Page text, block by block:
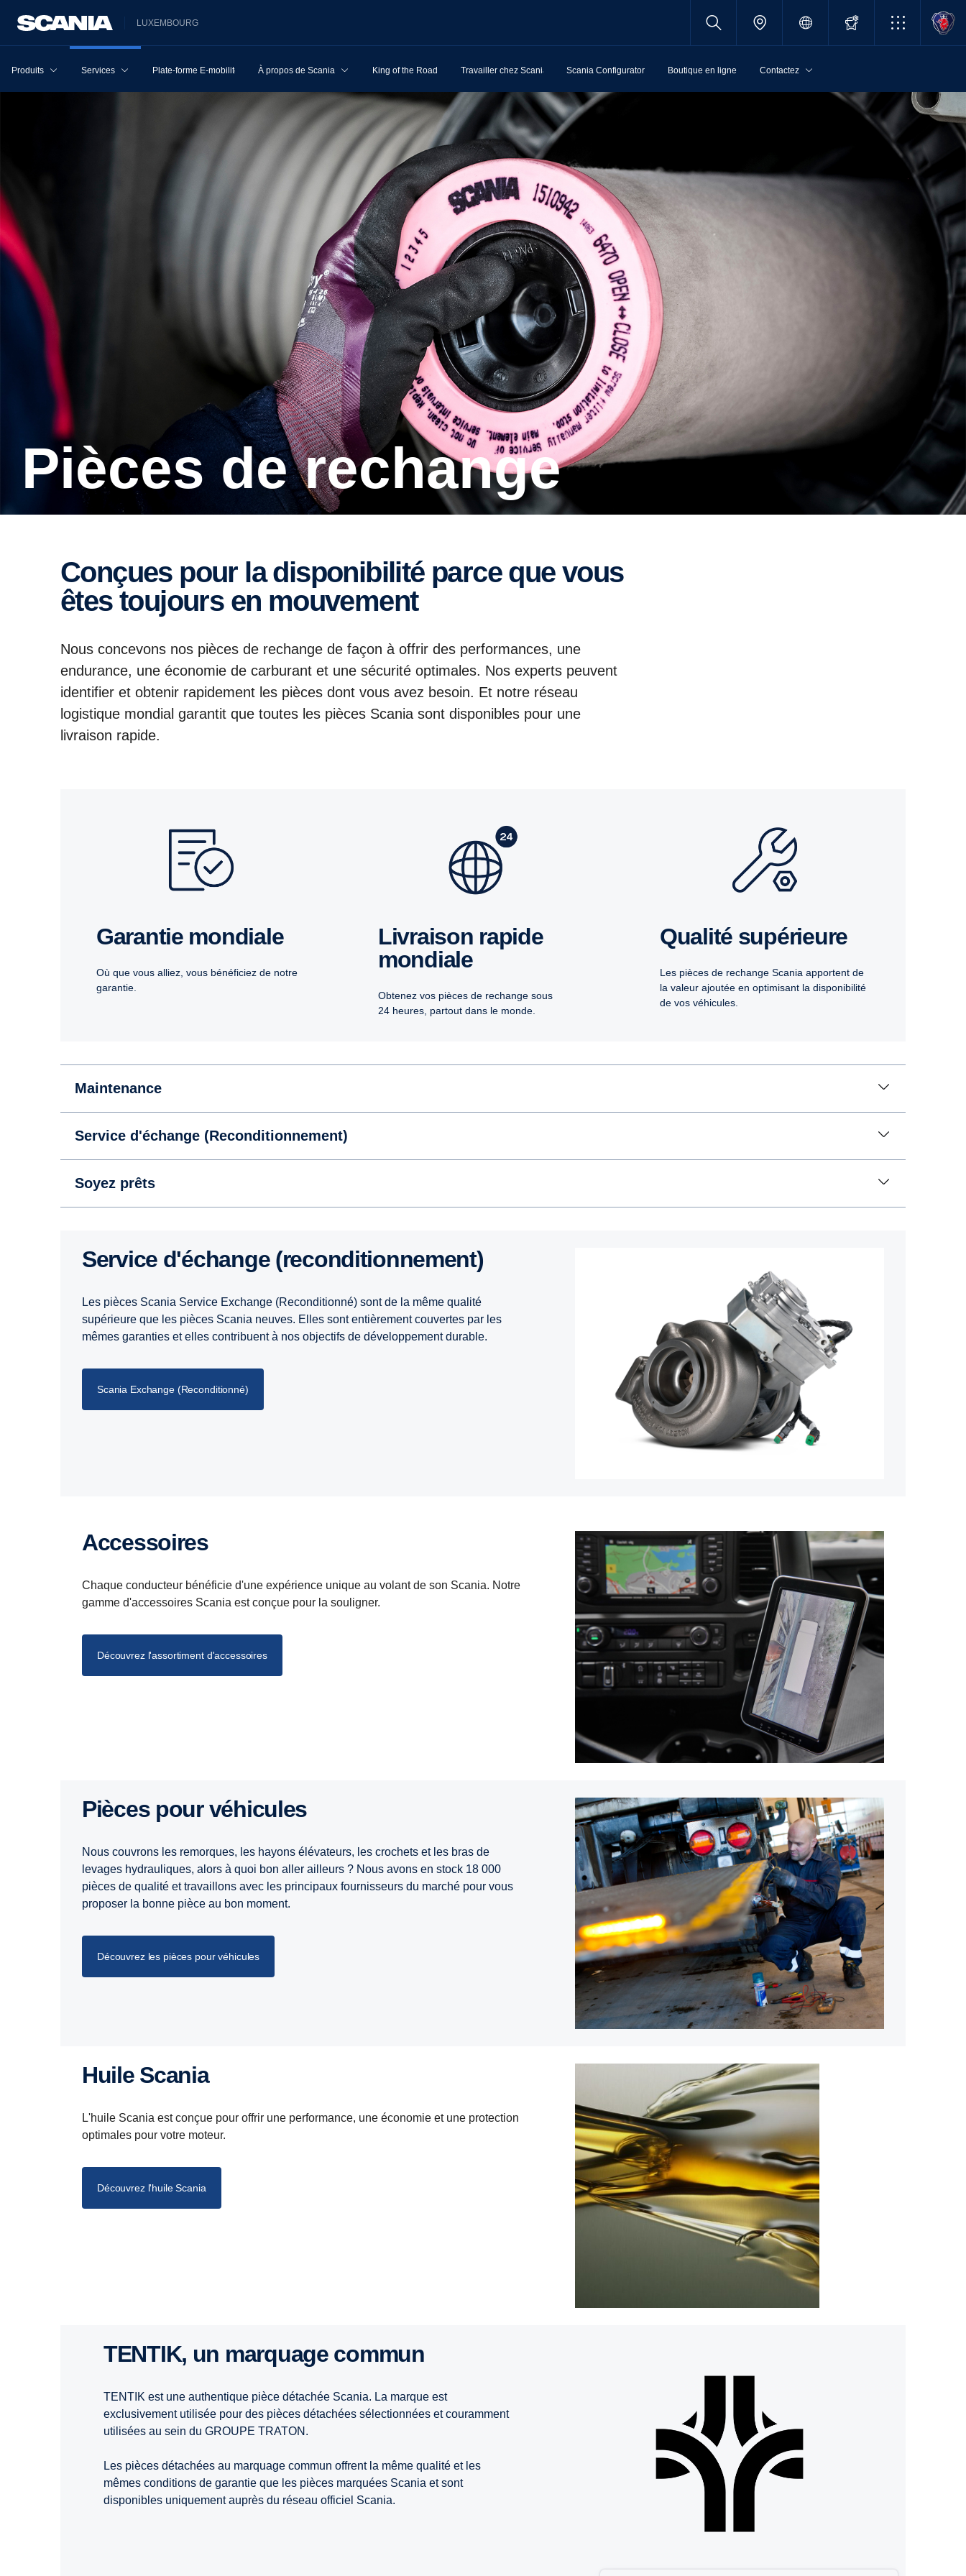
LUXEMBOURG
Produits Services Plate-forme E-mobilité À propos de Scania King of the Road Travailler chez Scania Scania Configurator Boutique en ligne Contactez
Pièces de rechange
Conçues pour la disponibilité parce que vous
êtes toujours en mouvement
Nous concevons nos pièces de rechange de façon à offrir des performances, une
endurance, une économie de carburant et une sécurité optimales. Nos experts peuvent
identifier et obtenir rapidement les pièces dont vous avez besoin. Et notre réseau
logistique mondial garantit que toutes les pièces Scania sont disponibles pour une
livraison rapide.
Garantie mondiale
Où que vous alliez, vous bénéficiez de notre
garantie.
Livraison rapide
mondiale
Obtenez vos pièces de rechange sous
24 heures, partout dans le monde.
Qualité supérieure
Les pièces de rechange Scania apportent de
la valeur ajoutée en optimisant la disponibilité
de vos véhicules.
Maintenance
Service d'échange (Reconditionnement)
Soyez prêts
Service d'échange (reconditionnement)
Les pièces Scania Service Exchange (Reconditionné) sont de la même qualité
supérieure que les pièces Scania neuves. Elles sont entièrement couvertes par les
mêmes garanties et elles contribuent à nos objectifs de développement durable.
Scania Exchange (Reconditionné)
Accessoires
Chaque conducteur bénéficie d'une expérience unique au volant de son Scania. Notre
gamme d'accessoires Scania est conçue pour la souligner.
Découvrez l'assortiment d'accessoires
Pièces pour véhicules
Nous couvrons les remorques, les hayons élévateurs, les crochets et les bras de
levages hydrauliques, alors à quoi bon aller ailleurs ? Nous avons en stock 18 000
pièces de qualité et travaillons avec les principaux fournisseurs du marché pour vous
proposer la bonne pièce au bon moment.
Découvrez les pièces pour véhicules
Huile Scania
L'huile Scania est conçue pour offrir une performance, une économie et une protection
optimales pour votre moteur.
Découvrez l'huile Scania
TENTIK, un marquage commun
TENTIK est une authentique pièce détachée Scania. La marque est
exclusivement utilisée pour des pièces détachées sélectionnées et couramment
utilisées au sein du GROUPE TRATON.
Les pièces détachées au marquage commun offrent la même qualité et les
mêmes conditions de garantie que les pièces marquées Scania et sont
disponibles uniquement auprès du réseau officiel Scania.